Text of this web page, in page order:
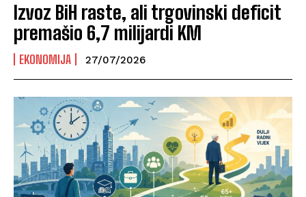
Izvoz BiH raste, ali trgovinski deficit
premašio 6,7 milijardi KM
EKONOMIJA 27/07/2026